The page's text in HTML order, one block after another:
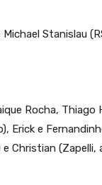
Stanislau
Rocha, Thiago
Erick e
Christian (Zapelli,